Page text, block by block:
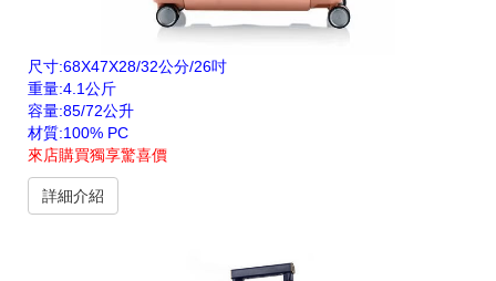
尺寸:68X47X28/32公分/26吋
重量:4.1公斤
容量:85/72公升
材質:100% PC
來店購買獨享驚喜價
詳細介紹